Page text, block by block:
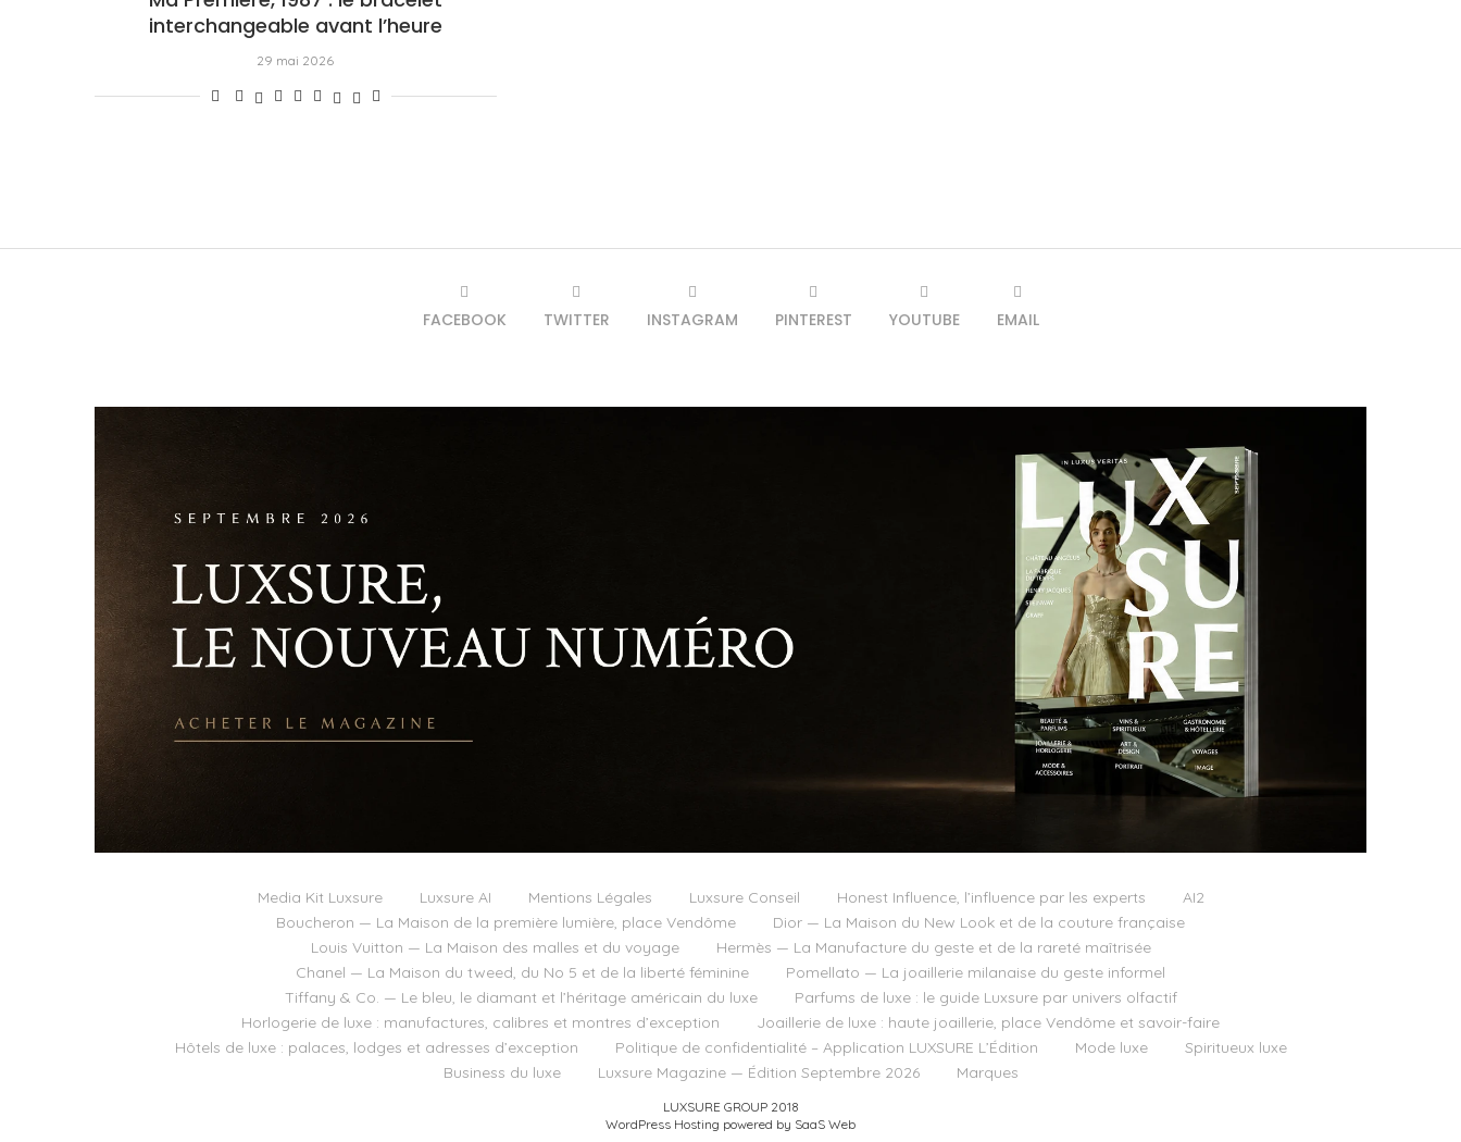
interchangeable avant l’heure
29 mai 2026
FACEBOOK TWITTER INSTAGRAM PINTEREST YOUTUBE EMAIL
Media Kit Luxsure Luxsure AI Mentions Légales Luxsure Conseil Honest Influence, l’influence par les experts
AI2
Boucheron — La Maison de la première lumière, place Vendôme
Dior — La Maison du New Look et de la couture française
Louis Vuitton — La Maison des malles et du voyage
Hermès — La Manufacture du geste et de la rareté maîtrisée
Chanel — La Maison du tweed, du No 5 et de la liberté féminine
Pomellato — La joaillerie milanaise du geste informel
Tiffany & Co. — Le bleu, le diamant et l’héritage américain du luxe
Parfums de luxe : le guide Luxsure par univers olfactif
Horlogerie de luxe : manufactures, calibres et montres d’exception
Joaillerie de luxe : haute joaillerie, place Vendôme et savoir-faire
Hôtels de luxe : palaces, lodges et adresses d’exception
Politique de confidentialité – Application LUXSURE L’Édition Mode luxe
Spiritueux luxe
Business du luxe
Luxsure Magazine — Édition Septembre 2026 Marques
LUXSURE GROUP 2018
WordPress Hosting powered by SaaS Web